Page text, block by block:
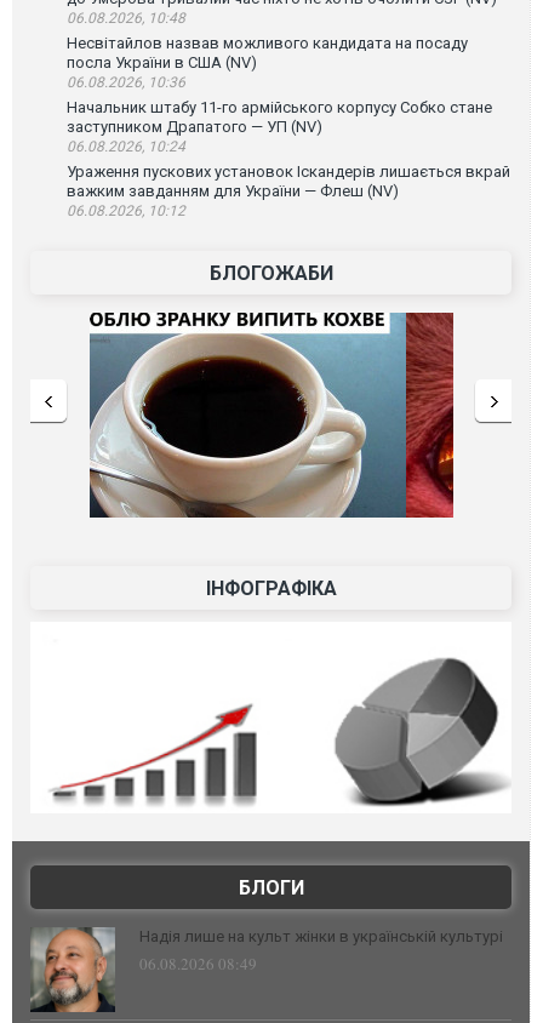
06.08.2026, 10:48
Несвітайлов назвав можливого кандидата на посаду
посла України в США (NV)
06.08.2026, 10:36
Начальник штабу 11-го армійського корпусу Собко стане
заступником Драпатого — УП (NV)
06.08.2026, 10:24
Ураження пускових установок Іскандерів лишається вкрай
важким завданням для України — Флеш (NV)
06.08.2026, 10:12
БЛОГОЖАБИ
ІНФОГРАФІКА
БЛОГИ
Надія лише на культ жінки в українській культурі
06.08.2026 08:49